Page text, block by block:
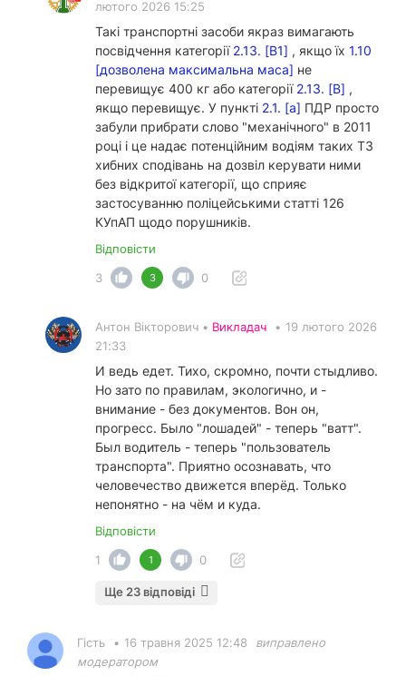
лютого 2026 15:25
Такі транспортні засоби якраз вимагають
посвідчення категорії 2.13. [В1] , якщо їх 1.10
[дозволена максимальна маса] не
перевищує 400 кг або категорії 2.13. [В] ,
якщо перевищує. У пункті 2.1. [а] ПДР просто
забули прибрати слово "механічного" в 2011
році і це надає потенційним водіям таких ТЗ
хибних сподівань на дозвіл керувати ними
без відкритої категорії, що сприяє
застосуванню поліцейськими статті 126
КУпАП щодо порушників.
Відповісти
3
3 0
Антон Вікторович • Викладач • 19 лютого 2026
21:33
И ведь едет. Тихо, скромно, почти стыдливо.
Но зато по правилам, экологично, и -
внимание - без документов. Вон он,
прогресс. Было "лошадей" - теперь "ватт".
Был водитель - теперь "пользователь
транспорта". Приятно осознавать, что
человечество движется вперёд. Только
непонятно - на чём и куда.
Відповісти
1
1 0
Ще 23 відповіді
Гість • 16 травня 2025 12:48
виправлено
модератором